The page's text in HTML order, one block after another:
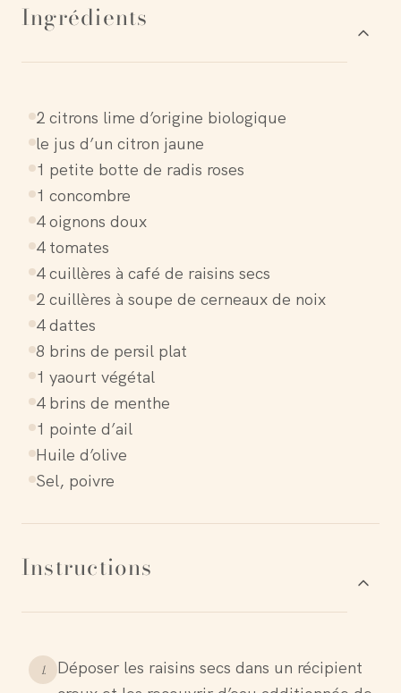
Ingrédients
2 citrons lime d’origine biologique
le jus d’un citron jaune
1 petite botte de radis roses
1 concombre
4 oignons doux
4 tomates
4 cuillères à café de raisins secs
2 cuillères à soupe de cerneaux de noix
4 dattes
8 brins de persil plat
1 yaourt végétal
4 brins de menthe
1 pointe d’ail
Huile d’olive
Sel, poivre
Instructions
1.
Déposer les raisins secs dans un récipient